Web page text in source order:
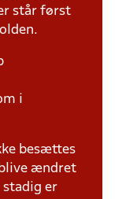
står først
i
besættes
ændret
stadig er